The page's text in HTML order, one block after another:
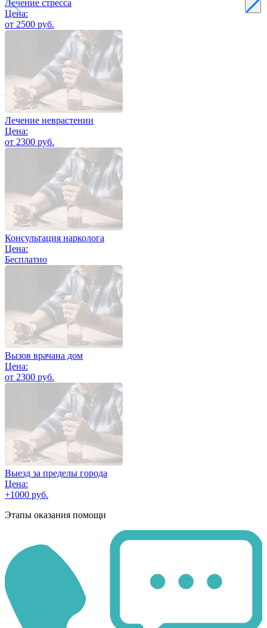
Лечение стресса
Цена:
от 2500 руб.
Лечение неврастении
Цена:
от 2300 руб.
Консультация нарколога
Цена:
Бесплатно
Вызов врачана дом
Цена:
от 2300 руб.
Выезд за пределы города
Цена:
+1000 руб.
Этапы оказания помощи